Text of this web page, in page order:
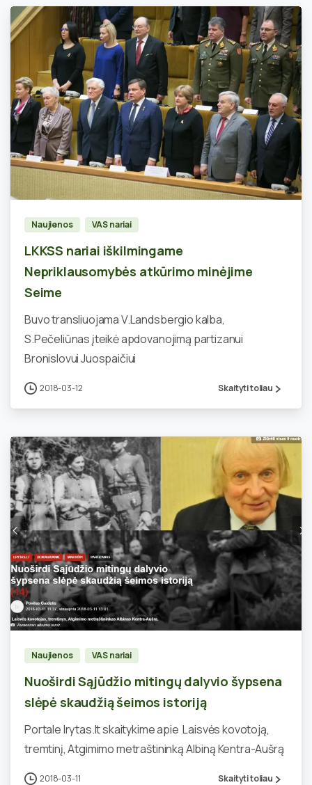
Naujienos VAS nariai
LKKSS nariai iškilmingame
Nepriklausomybės atkūrimo minėjime
Seime
Buvo transliuojama V.Landsbergio kalba,
S.Pečeliūnas įteikė apdovanojimą partizanui
Bronislovui Juospaičiui
2018-03-12 Skaityti toliau
0
Naujienos VAS nariai
Nuoširdi Sąjūdžio mitingų dalyvio šypsena
slėpė skaudžią šeimos istoriją
Portale lrytas.lt skaitykime apie Laisvės kovotoją,
tremtinį, Atgimimo metraštininką Albiną Kentra-Aušrą
2018-03-11 Skaityti toliau